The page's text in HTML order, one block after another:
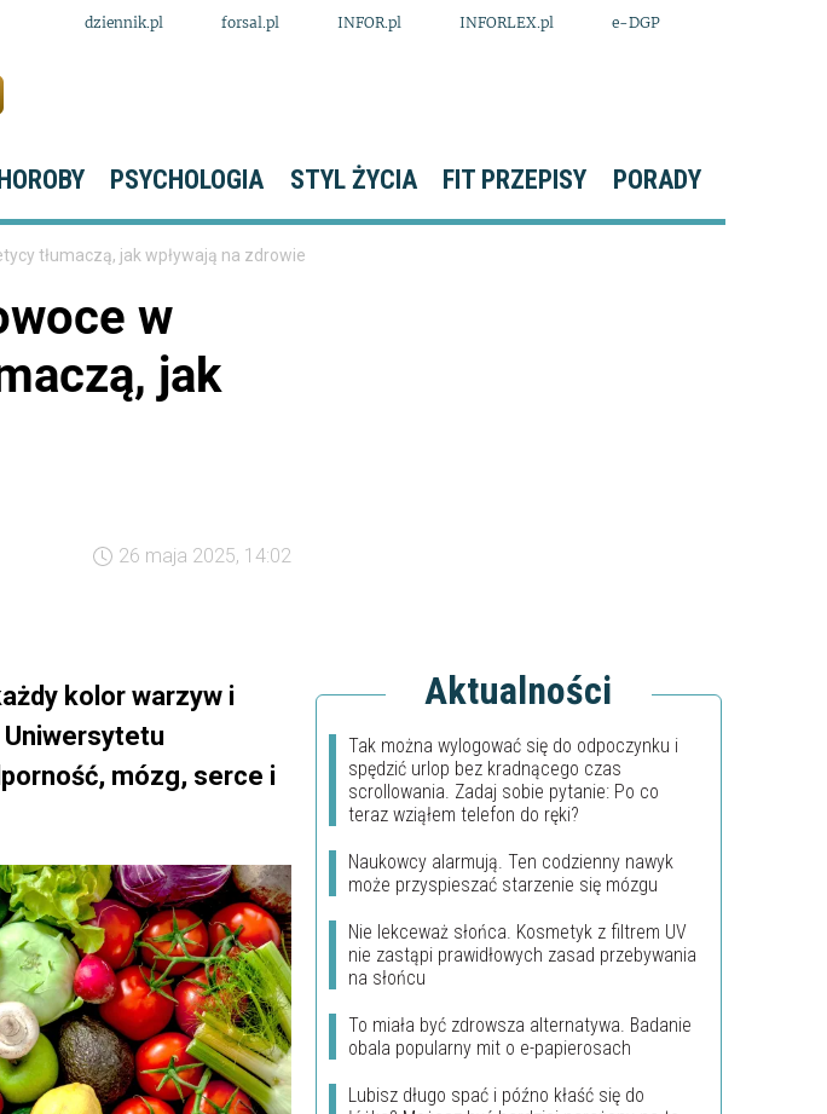
dziennik.pl forsal.pl INFOR.pl INFORLEX.pl e-DGP
PSYCHOLOGIA STYL ŻYCIA FIT PRZEPISY PORADY
tłumaczą, jak wpływają na zdrowie
w
jak
26 maja 2025, 14:02
kolor warzyw i
mózg, serce i
Aktualności
Tak można wylogować się do odpoczynku i
spędzić urlop bez kradnącego czas
scrollowania. Zadaj sobie pytanie: Po co
teraz wziąłem telefon do ręki?
Naukowcy alarmują. Ten codzienny nawyk
może przyspieszać starzenie się mózgu
Nie lekceważ słońca. Kosmetyk z filtrem UV
nie zastąpi prawidłowych zasad przebywania
na słońcu
To miała być zdrowsza alternatywa. Badanie
obala popularny mit o e-papierosach
Lubisz długo spać i późno kłaść się do